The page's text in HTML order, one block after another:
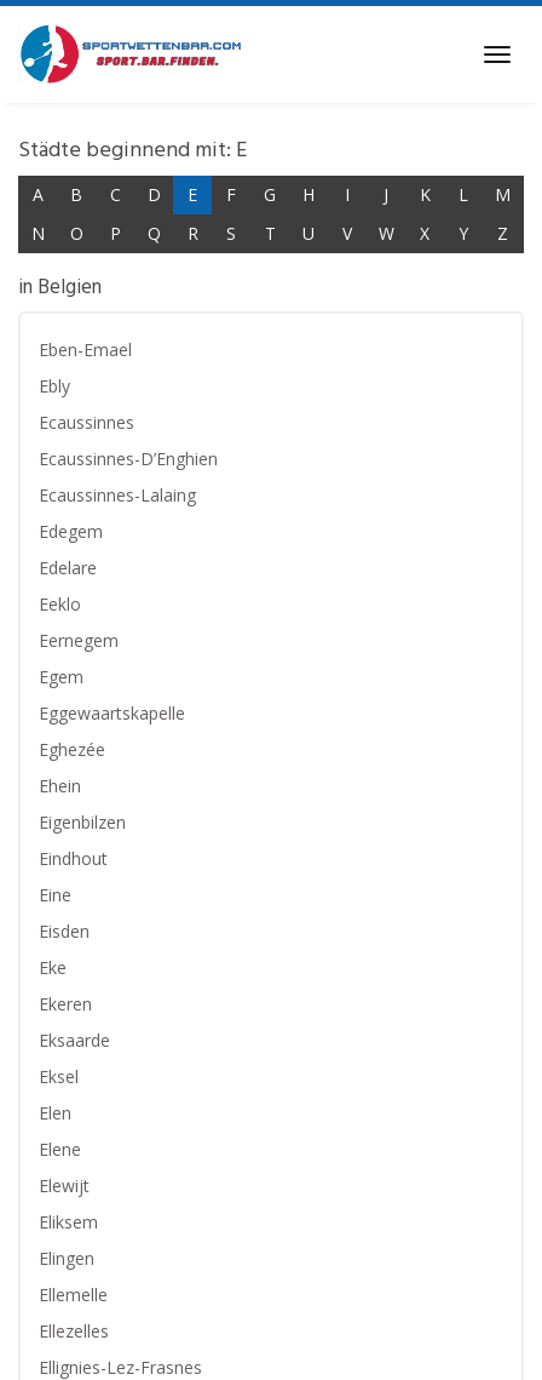
Skip
main
content
Städte beginnend mit: E
A B C D E F G H I J K L
M
N
O P Q R S T U V W X Y Z
in Belgien
Eben-Emael
Ebly
Ecaussinnes
Ecaussinnes-D’Enghien
Ecaussinnes-Lalaing
Edegem
Edelare
Eeklo
Eernegem
Egem
Eggewaartskapelle
Eghezée
Ehein
Eigenbilzen
Eindhout
Eine
Eisden
Eke
Ekeren
Eksaarde
Eksel
Elen
Elene
Elewijt
Eliksem
Elingen
Ellemelle
Ellezelles
Ellignies-Lez-Frasnes